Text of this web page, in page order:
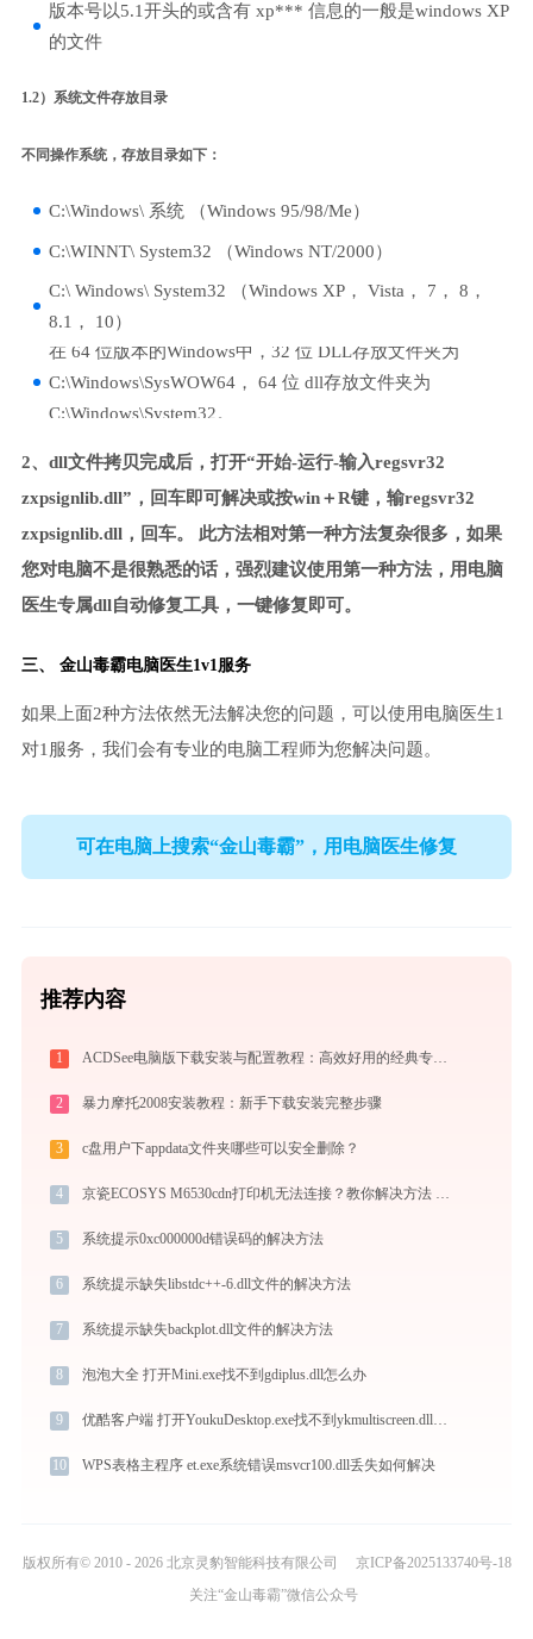
版本号以5.1开头的或含有 xp*** 信息的一般是windows XP
的文件
1.2）系统文件存放目录
不同操作系统，存放目录如下：
C:\Windows\ 系统 （Windows 95/98/Me）
C:\WINNT\ System32 （Windows NT/2000）
C:\ Windows\ System32 （Windows XP， Vista， 7， 8，
8.1， 10）
在 64 位版本的Windows中，32 位 DLL存放文件夹为
C:\Windows\SysWOW64， 64 位 dll存放文件夹为
C:\Windows\System32。
2、dll文件拷贝完成后，打开“开始-运行-输入regsvr32
zxpsignlib.dll”，回车即可解决或按win＋R键，输regsvr32
zxpsignlib.dll，回车。 此方法相对第一种方法复杂很多，如果
您对电脑不是很熟悉的话，强烈建议使用第一种方法，用电脑
医生专属dll自动修复工具，一键修复即可。
三、 金山毒霸电脑医生1v1服务
如果上面2种方法依然无法解决您的问题，可以使用电脑医生1
对1服务，我们会有专业的电脑工程师为您解决问题。
可在电脑上搜索“金山毒霸”，用电脑医生修复
推荐内容
1 ACDSee电脑版下载安装与配置教程：高效好用的经典专业看图与图像管理工具
2 暴力摩托2008安装教程：新手下载安装完整步骤
3 c盘用户下appdata文件夹哪些可以安全删除？
4 京瓷ECOSYS M6530cdn打印机无法连接？教你解决方法 -金山毒霸
5 系统提示0xc000000d错误码的解决方法
6 系统提示缺失libstdc++-6.dll文件的解决方法
7 系统提示缺失backplot.dll文件的解决方法
8 泡泡大全 打开Mini.exe找不到gdiplus.dll怎么办
9 优酷客户端 打开YoukuDesktop.exe找不到ykmultiscreen.dll怎么办
10 WPS表格主程序 et.exe系统错误msvcr100.dll丢失如何解决
版权所有© 2010 - 2026 北京灵豹智能科技有限公司
京ICP备2025133740号-18
关注“金山毒霸”微信公众号